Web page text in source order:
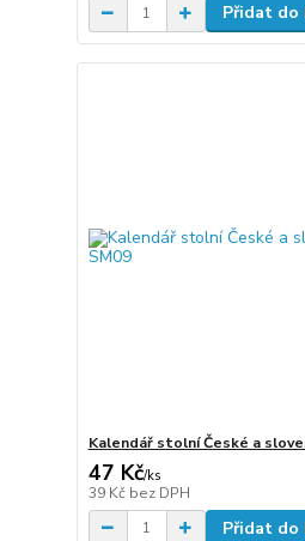
Přidat do
Kalendář stolní České a
47 Kč/ks
39 Kč bez DPH
Přidat do